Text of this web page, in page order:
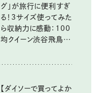
グ」が旅行に便利すぎ
る！3サイズ使ってみた
ら収納力に感動：100
均クイーン渋谷飛鳥の
【ダイソーで買ってよか